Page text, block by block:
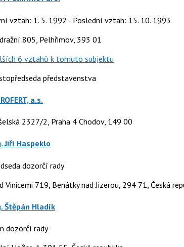
vztah: 1. 5. 1992 - Poslední vztah: 15. 10. 1993
805, Pelhřimov, 393 01
6 vztahů k tomuto subjektu
představenstva
a.s.
2327/2, Praha 4 Chodov, 149 00
Jiří Haspeklo
dozorčí rady
Vinicemi 719, Benátky nad Jizerou, 294 71, Česká
Štěpán Hladík
dozorčí rady